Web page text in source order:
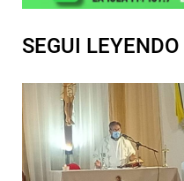
SEGUI LEYENDO